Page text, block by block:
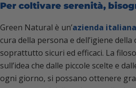
Per coltivare serenità,
Green Natural è un’azienda
cura della persona e dell’igiene
soprattutto sicuri ed efficaci. La
sull’idea che dalle piccole scelte e
ogni giorno, si possano ottenere